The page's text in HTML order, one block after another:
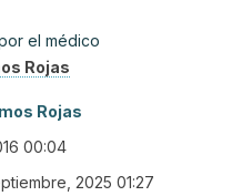
el médico
Rojas
Rojas
00:04
2025 01:27